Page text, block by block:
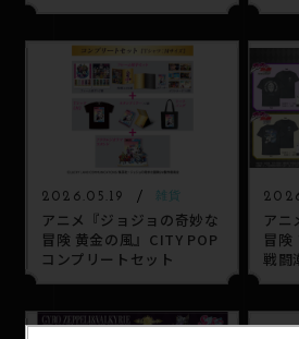
2026.05.19 雑貨
アニメ『ジョジョの奇妙な
冒険 黄金の風』CITY POP
コンプリートセット
アニ
冒険
戦闘
ムが